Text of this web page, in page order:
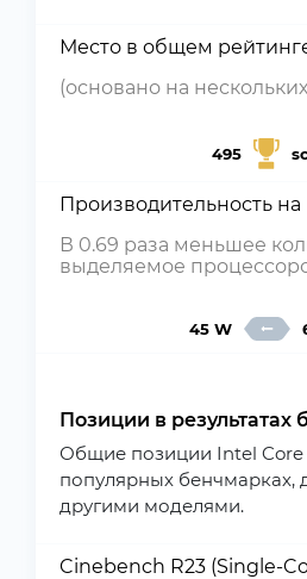
Место в общем
(основано на
495
Производительность на
В 0.69 раза меньшее
выделяемое
45 W
Позиции в результатах
Общие позиции Intel Core
популярных бенчмарках,
другими моделями.
Cinebench R23 (Single-